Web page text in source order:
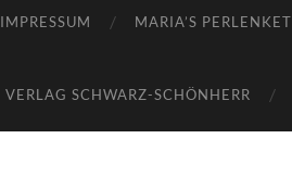
IMPRESSUM MARIA’S
VERLAG SCHWARZ-SCHÖNHERR